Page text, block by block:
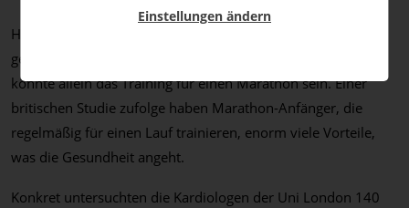
Haben Forscher den sprichwörtlichen Jungbrunnen
gefunden? Es scheint fast so – und die Verjüngungskur
könnte allein das Training für einen Marathon sein. Einer
britischen Studie zufolge haben Marathon-Anfänger, die
regelmäßig für einen Lauf trainieren, enorm viele Vorteile,
was die Gesundheit angeht.
Konkret untersuchten die Kardiologen der Uni London 140
Einstellungen ändern